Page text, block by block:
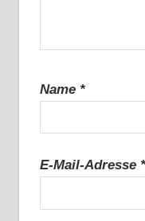
Name *
E-Mail-Adresse *